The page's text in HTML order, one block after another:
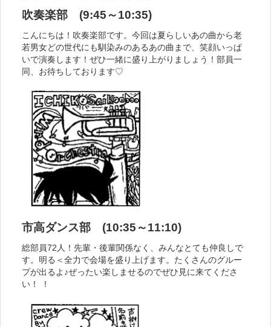
吹奏楽部 (9:45～10:35)
こんにちは！吹奏楽部です。今回は夏らしいあの曲から老
若男女どの世代にも馴染みのあるあの曲まで、笑顔いっぱ
いで演奏します！ぜひ一緒に盛り上がりましょう！部員一
同、お待ちしております♡
市高ダンス部 (10:35～11:10)
総部員72人！先輩・後輩関係なく、みんなとても仲良しで
す。明る＜全力で会場を盛り上げます。たくさんのグルー
プが出るよ♪ぜったい楽しませるのでぜひ見に来てくださ
い！ ！